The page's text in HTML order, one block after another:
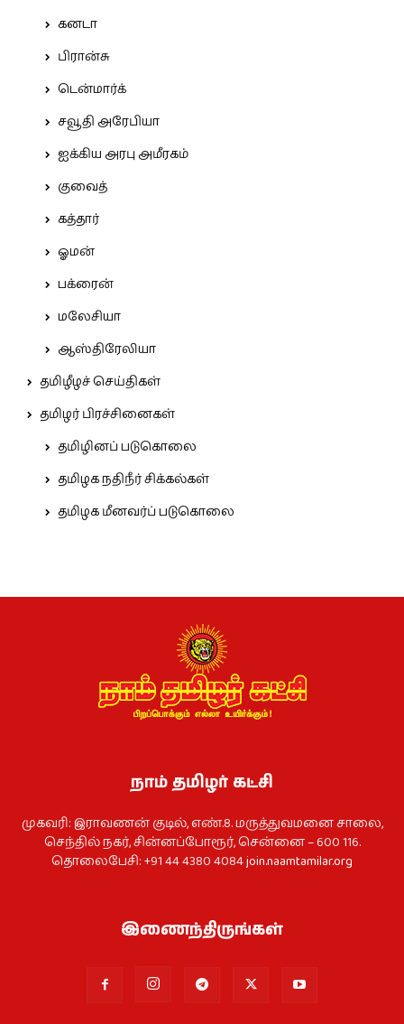
கனடா
பிரான்சு
டென்மார்க்
சவூதி அரேபியா
ஐக்கிய அரபு அமீரகம்
குவைத்
கத்தார்
ஓமன்
பக்ரைன்
மலேசியா
ஆஸ்திரேலியா
தமிழீழச் செய்திகள்
தமிழர் பிரச்சினைகள்
தமிழினப் படுகொலை
தமிழக நதிநீர் சிக்கல்கள்
தமிழக மீனவர்ப் படுகொலை
நாம் தமிழர் கட்சி
முகவரி: இராவணன் குடில், எண்.8. மருத்துவமனை சாலை,
செந்தில் நகர், சின்னப்போரூர், சென்னை – 600 116.
தொலைபேசி: +91 44 4380 4084join.naamtamilar.org
இணைந்திருங்கள்